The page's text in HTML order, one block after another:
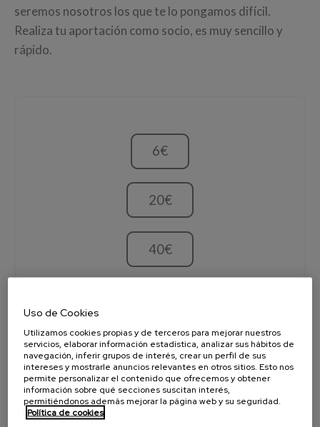
seremos nosotros los que te lo pongamos difícil.
Realiza tu aportación como socio, es muy sencillo y
rápido.
6€
20€
40€
Uso de Cookies
Utilizamos cookies propias y de terceros para mejorar nuestros
servicios, elaborar información estadística, analizar sus hábitos de
navegación, inferir grupos de interés, crear un perfil de sus
intereses y mostrarle anuncios relevantes en otros sitios. Esto nos
permite personalizar el contenido que ofrecemos y obtener
información sobre qué secciones suscitan interés,
permitiéndonos además mejorar la página web y su seguridad.
Política de cookies